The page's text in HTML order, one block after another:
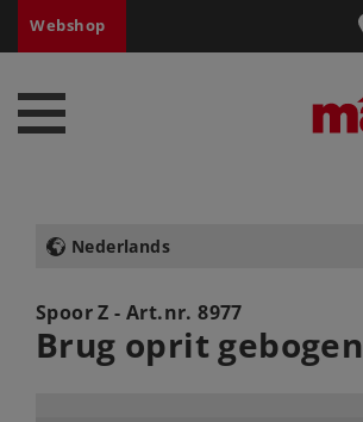
Webshop
Nederlands
Spoor Z - Art.nr.8977
Brug oprit gebogen